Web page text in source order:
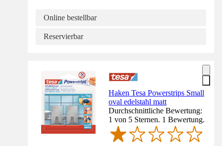
Online bestellbar
Reservierbar
Haken Tesa Powerstrips Small
oval edelstahl matt
Durchschnittliche Bewertung:
1 von 5 Sternen. 1 Bewertung.